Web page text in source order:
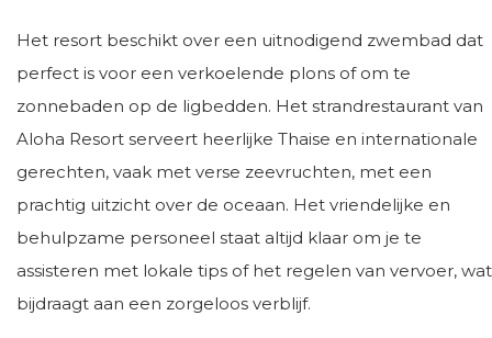
Het resort beschikt over een uitnodigend zwembad dat
perfect is voor een verkoelende plons of om te
zonnebaden op de ligbedden. Het strandrestaurant van
Aloha Resort serveert heerlijke Thaise en internationale
gerechten, vaak met verse zeevruchten, met een
prachtig uitzicht over de oceaan. Het vriendelijke en
behulpzame personeel staat altijd klaar om je te
assisteren met lokale tips of het regelen van vervoer, wat
bijdraagt aan een zorgeloos verblijf.